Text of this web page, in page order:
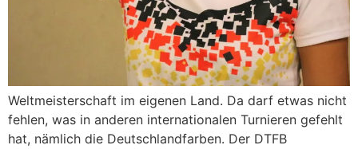
Weltmeisterschaft im eigenen Land. Da darf etwas nicht
fehlen, was in anderen internationalen Turnieren gefehlt
hat, nämlich die Deutschlandfarben. Der DTFB